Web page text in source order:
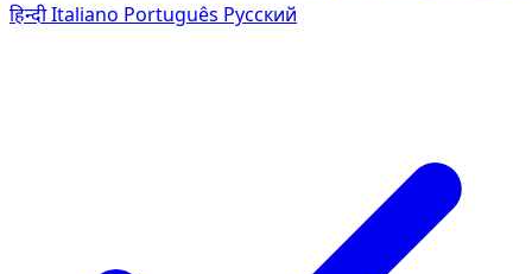
हिन्दीItaliano Português Pусский